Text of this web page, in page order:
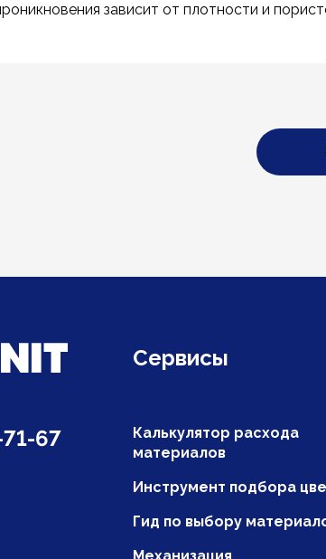
зависит от плотности и
Сервисы
67
Калькулятор расхода
материалов
Инструмент подбора
Гид по выбору